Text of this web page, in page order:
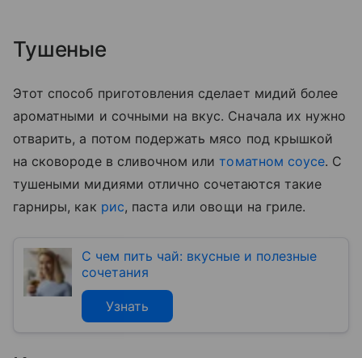
Тушеные
Этот способ приготовления сделает мидий более
ароматными и сочными на вкус. Сначала их нужно
отварить, а потом подержать мясо под крышкой
на сковороде в сливочном илитоматном соусе. С
тушеными мидиями отлично сочетаются такие
гарниры, как рис, паста или овощи на гриле.
С чем пить чай: вкусные и полезные
сочетания
Узнать